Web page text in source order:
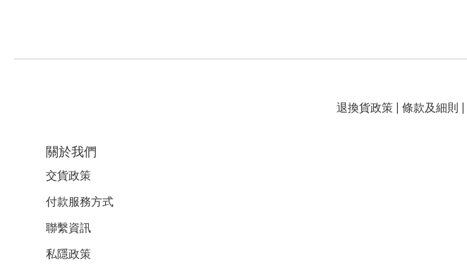
退換貨政策| 條款及細則
關於我們
交貨政策
付款服務方式
聯繫資訊
私隱政策